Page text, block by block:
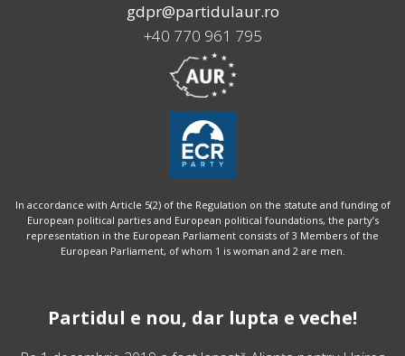
gdpr@partidulaur.ro
+40 770 961 795
In accordance with Article 5(2) of the Regulation on the statute and funding of
European political parties and European political foundations, the party’s
representation in the European Parliament consists of 3 Members of the
European Parliament, of whom 1 is woman and 2 are men.
Partidul e nou, dar lupta e veche!